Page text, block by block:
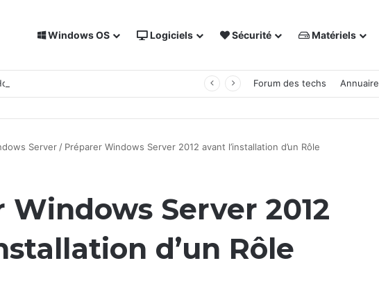
Windows OS Logiciels Sécurité Matériels
Assistant sur un NAS Synology Forum des techs Annuaire
Server / Préparer Windows Server 2012 avant l’installation d’un Rôle
Windows Server 2012
d’un Rôle